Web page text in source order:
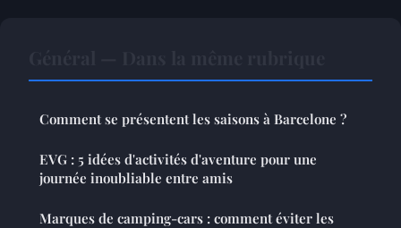
Comment se présentent les saisons à Barcelone ?
EVG : 5 idées d'activités d'aventure pour une
journée inoubliable entre amis
Marques de camping-cars : comment éviter les